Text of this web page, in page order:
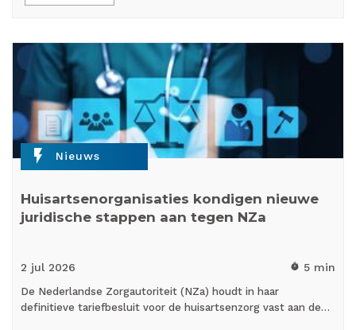
flash_on Nieuws
Huisartsenorganisaties kondigen nieuwe
juridische stappen aan tegen NZa
2 jul 2026 timer 5 min
De Nederlandse Zorgautoriteit (NZa) houdt in haar
definitieve tariefbesluit voor de huisartsenzorg vast aan de…